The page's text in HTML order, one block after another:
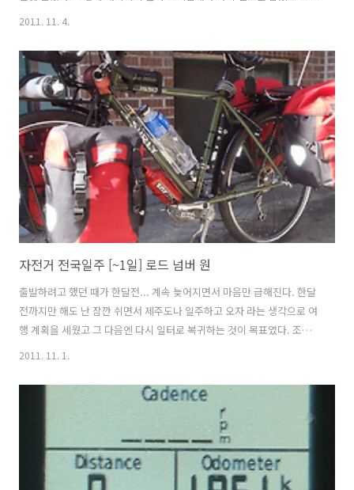
이 이어졌다. 별일은 없었지만 피곤하고 짜증스러운 야영의 첫밤을 보냈
사과 1개로 아침식사를 대신했다. 야영을 하기에 비교적 좋은 날씨지만
새벽과 아침엔 조금 쌀쌀해서 얇은 침낭을 가져온 나로서는 한기까지 느
껴야 했다. 그래서 이것저것 다 껴입고 겨우 잠을 잤다. 땅에서 올라오는
습기와 벌래, 뱀등으로 부터 침입을 막을 수 있도록 야영을 할 수 있는 터
가 마련되어 있다. 다만 낮과 밤의 온도차로 인한 결로때문에 텐트와 그
라운드시트..
2011. 11. 4.
자전거 전국일주 [~1일] 로드 넘버 원
출발하려고 했던 때가 한달전... 계속 늦어지면서 마음만 급해진다. 한달
전까지만 해도 난 잠깐 쉬면서 제주도나 일주하고 오자 라는 생각으로 여
행 계획을 세웠고 그 다음엔 다시 일터로 복귀하는 것이 목표였다. 조금
이라도 필요없는 기간을 줄여서 내년에 떠나게 될 세계일주 계획에 조금
나 사람 마음이 어찌 그러한가... 서있으면 앉고 싶고, 앉으면 당연 눞고
싶고 것이 사람 마음이 아닌가... 욕심은 계속 커지게 마련인 것이다. 그
리하여 제주도 일주에서 땅끝찍기로 또 전국일주로 점점 계획이 커져만
갔다. 정말 날씨가 좋았던 8월 말부터 9월초... 밍기적거리는 바람에 시
간은 화살처럼 빠르게 지나갔다. 아 이러면 안되는데... "쩌~엉말! 이러
2011. 11. 1.